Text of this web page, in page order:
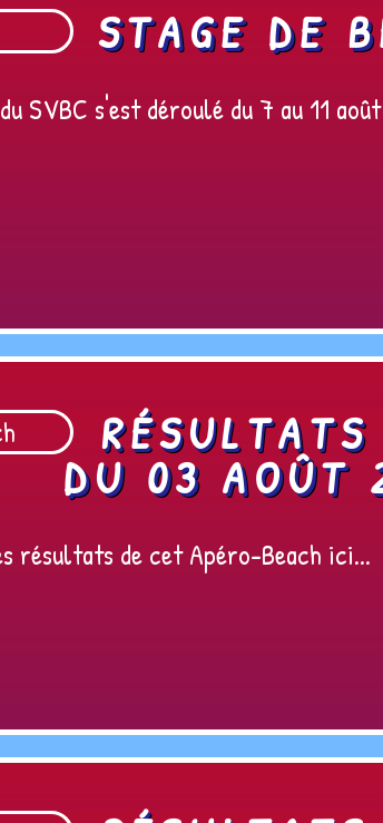
STAGE DE
SVBC s'est déroulé du 7 au 11
DU 03 AOÛT
résultats de cet Apéro-Beach ici...